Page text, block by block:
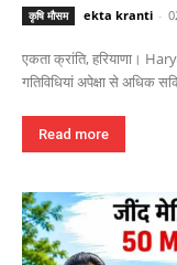
कृषि मौसम ekta kranti -
एकता क्रांति, हरियाणा।
गतिविधियां अपेक्षा से अधिक
Read more